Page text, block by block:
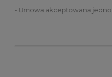
- Umowa akceptowana